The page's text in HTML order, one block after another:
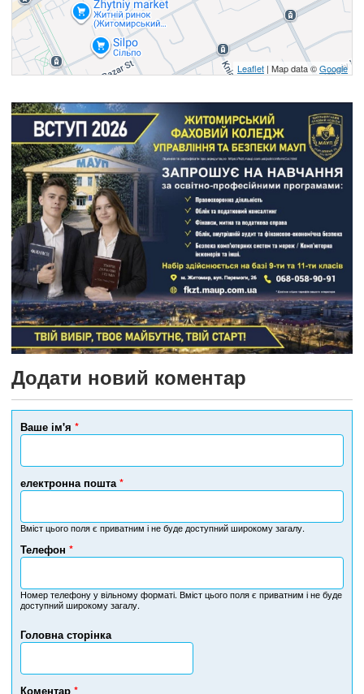
Leaflet | Map data ©Google
Додати новий коментар
Ваше ім'я *
електронна пошта *
Вміст цього поля є приватним і не буде доступний широкому загалу.
Головна сторінка
Телефон *
Н
м
е
т
л
е
Номер телефону у вільному форматі. Вміст цього поля є приватним і не буде
доступний широкому загалу.
Коментар *